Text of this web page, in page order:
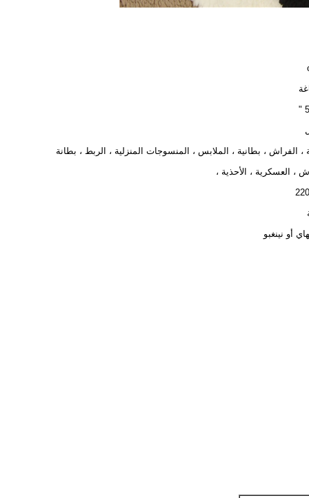
، الفراش ، بطانية ، الملابس ، المنسوجات المنزلية ، الربط ، بطانة
، العسكرية ، الأحذية ،
أو نينغبو